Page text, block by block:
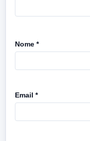
Nome *
Email *